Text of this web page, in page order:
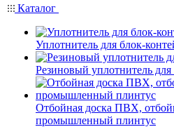
Каталог
Уплотнитель для блок-
Резиновый уплотнитель
Отбойная доска ПВХ,
промышленный плинтус